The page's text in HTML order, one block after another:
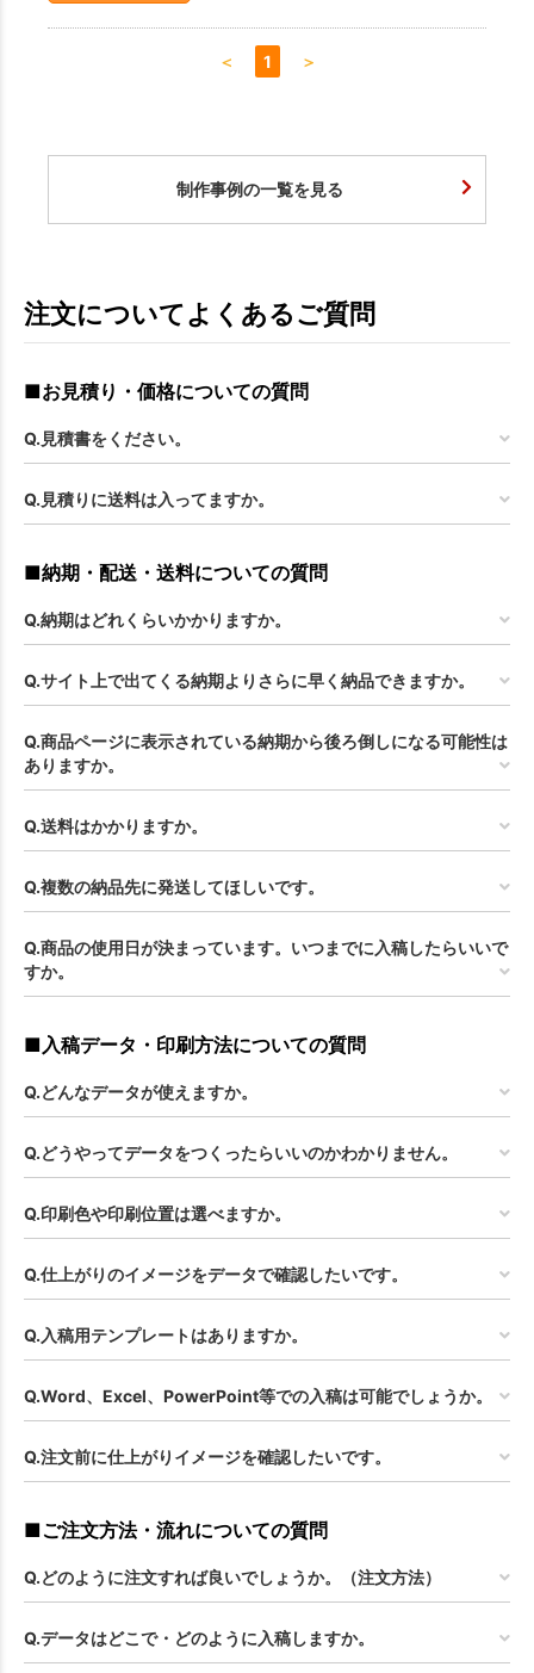
＜ 1 ＞
制作事例の一覧を見る
注文についてよくあるご質問
■お見積り・価格についての質問
Q.見積書をください。
Q.見積りに送料は入ってますか。
■納期・配送・送料についての質問
Q.納期はどれくらいかかりますか。
Q.サイト上で出てくる納期よりさらに早く納品できますか。
Q.商品ページに表示されている納期から後ろ倒しになる可能性は
ありますか。
Q.送料はかかりますか。
Q.複数の納品先に発送してほしいです。
Q.商品の使用日が決まっています。いつまでに入稿したらいいで
すか。
■入稿データ・印刷方法についての質問
Q.どんなデータが使えますか。
Q.どうやってデータをつくったらいいのかわかりません。
Q.印刷色や印刷位置は選べますか。
Q.仕上がりのイメージをデータで確認したいです。
Q.入稿用テンプレートはありますか。
Q.Word、Excel、PowerPoint等での入稿は可能でしょうか。
Q.注文前に仕上がりイメージを確認したいです。
■ご注文方法・流れについての質問
Q.どのように注文すれば良いでしょうか。（注文方法）
Q.データはどこで・どのように入稿しますか。